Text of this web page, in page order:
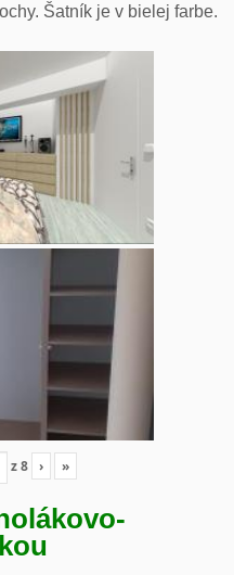
Šatník je v bielej farbe.
z8 › »